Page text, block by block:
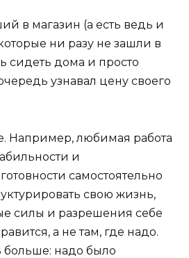
в магазин (а есть ведь и
ни разу не зашли в
сидеть дома и просто
узнавал цену своего
Например, любимая работа
и
самостоятельно
свою жизнь,
силы и разрешения себе
а не там, где надо.
больше: надо было